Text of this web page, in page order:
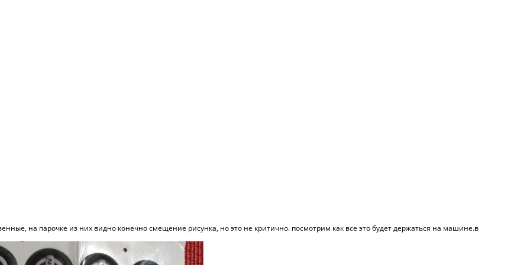
на парочке из них видно конечно смещение рисунка, но это не критично. посмотрим как все это будет держаться на машине.в